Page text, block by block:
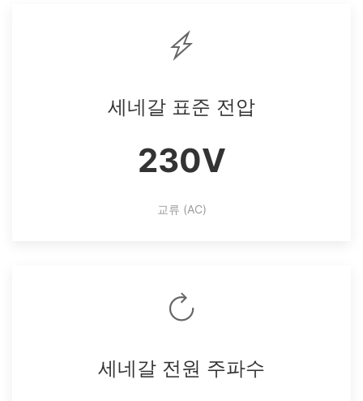
세네갈 표준 전압
230V
교류 (AC)
세네갈 전원 주파수